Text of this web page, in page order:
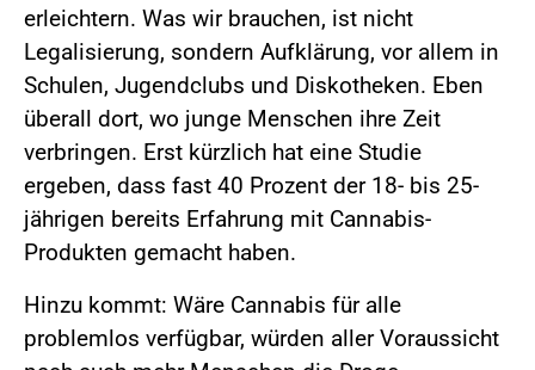
erleichtern. Was wir brauchen, ist nicht
Legalisierung, sondern Aufklärung, vor allem in
Schulen, Jugendclubs und Diskotheken. Eben
überall dort, wo junge Menschen ihre Zeit
verbringen. Erst kürzlich hat eine Studie
ergeben, dass fast 40 Prozent der 18- bis 25-
jährigen bereits Erfahrung mit Cannabis-
Produkten gemacht haben.
Hinzu kommt: Wäre Cannabis für alle
problemlos verfügbar, würden aller Voraussicht